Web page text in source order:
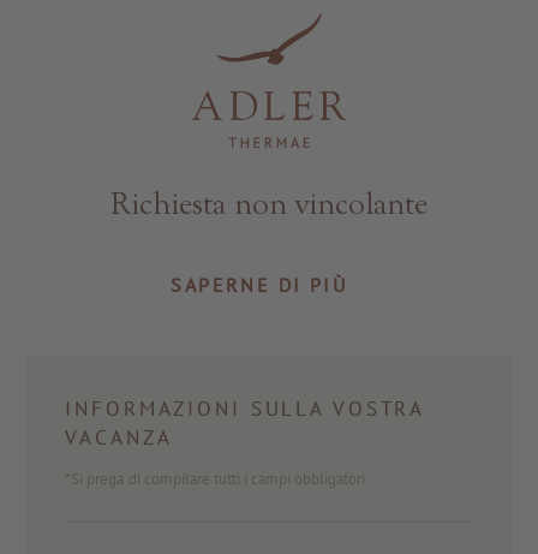
Resorts & Retreats
Richiesta non vincolante
SAPERNE DI PIÙ
INFORMAZIONI SULLA VOSTRA
VACANZA
*Si prega di compilare tutti i campi obbligatori